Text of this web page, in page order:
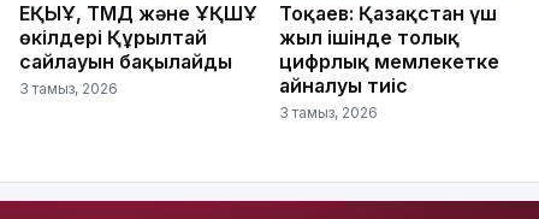
ЕҚЫҰ, ТМД және ҰҚШҰ
өкілдері Құрылтай
сайлауын бақылайды
3 тамыз, 2026
Тоқаев: Қазақстан үш
жыл ішінде толық
цифрлық мемлекетке
айналуы тиіс
3 тамыз, 2026